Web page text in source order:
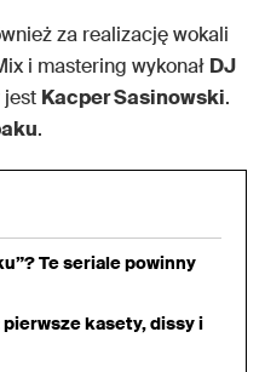
za realizację wokali
i mastering wykonał DJ
jest Kacper Sasinowski.
.
Te seriale powinny
kasety, dissy i